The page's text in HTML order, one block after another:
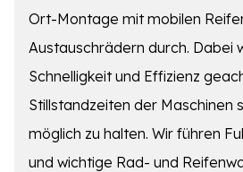
Ort-Montage mit mobilen
Austauschrädern durch. Dabei
Schnelligkeit und Effizienz
Stillstandzeiten der Maschinen
möglich zu halten. Wir führen
und wichtige Rad- und